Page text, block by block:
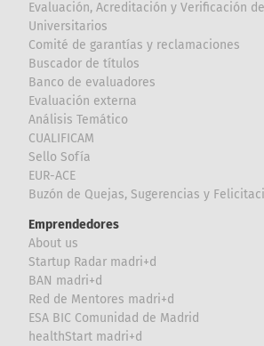
Evaluación, Acreditación y Verificación
Universitarios
Comité de garantías y reclamaciones
Buscador de títulos
Banco de evaluadores
Evaluación externa
Análisis Temático
CUALIFICAM
Sello Sofía
EUR-ACE
Buzón de Quejas, Sugerencias y
Emprendedores
About us
Startup Radar madri+d
BAN madri+d
Red de Mentores madri+d
ESA BIC Comunidad de Madrid
healthStart madri+d